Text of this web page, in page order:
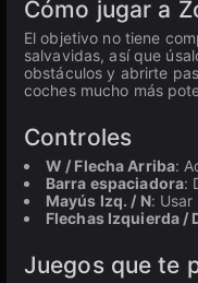
Cómo jugar a
El objetivo no tiene
salvavidas, así que
obstáculos y abrirte
coches mucho más
Controles
W / Flecha Arriba:
Barra espaciadora:
Mayús Izq. / N: Usar
Flechas Izquierda /
Juegos que te